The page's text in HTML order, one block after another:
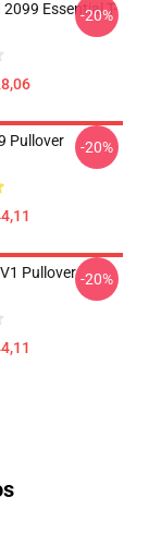
Essential T-
-20%
Pullover
-20%
Pullover -20%